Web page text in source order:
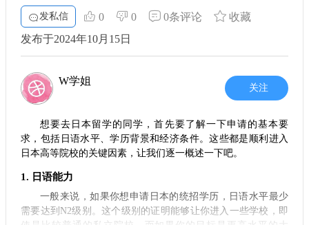
友一起学习，互相帮助。 3. **利用网络资源**：现在有许多在
线课程和应用能够帮助你提高日语和英语，如Duolingo、
HelloTalk等。通过这些平台，你能获得更多练习的机会。
不容忽视。通过合理的学习规划和有效的学习方法，你一定能
在语言能力上达到要求。留学学长相信，只要你愿意付出努
力，就一定能够顺利开启日本的留学生活，收获丰富的经验和
知识。希望这篇文章能为你提供一些实用的信息，让你的留学
之路更加顺畅。
申请过程中，通常要求提供20万元的定期存款证明，且存款时
间需达到三个月。这能有效证明你的经济能力，确保在日常生
活中的各项开支。
2. 理由的重要性
合理且明确的留学理由是申请时非常重要的一环。不同的学校
会对申请者的目的有不同的考量，尤其是针对未来的学术或职
业发展方向。所以，大家在申请时务必准备一个令招生官信服
3. 大学申请要求
如果你希望进入日本的国公立大学或知名的私立大学，首先需
习能力的重要标准，考试内容涵盖数学、理科、日语等多个方
面。此外，部分学校还会要求校内考试和面试，这就说明身心
准备的重要性。 对于硕士研究生的申请，通常要求的日语能力
是N1或N2级别，有些学校可能还会进行校内考和面试考。掌握
发私信 0 0 0条评论
收藏
发布于2024年10月15日
W学姐
关注
想要去日本留学的同学，首先要了解一下申请的基本要
求，包括日语水平、学历背景和经济条件。这些都是顺利进入
日本高等院校的关键因素，让我们逐一概述一下吧。
1. 日语能力
一般来说，如果你想申请日本的统招学历，日语水平最少
需要达到N2级别。这个级别的证明能够让你进入一些学校，即